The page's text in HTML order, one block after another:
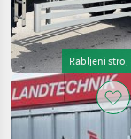
Rabljeni stroj